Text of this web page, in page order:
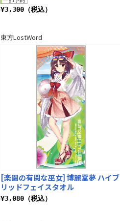
¥3,300（税込）
東方LostWord
[楽園の有閑な巫女] 博麗霊夢 ハイブ
リッドフェイスタオル
¥3,080（税込）